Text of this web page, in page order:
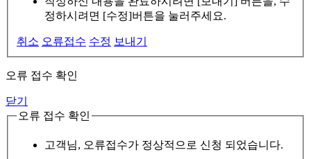
정하시려면 [수정]버튼을 눌러주세요.
취소 오류접수 수정 보내기
오류 접수 확인
닫기
오류 접수 확인
고객님, 오류접수가 정상적으로 신청 되었습니다.